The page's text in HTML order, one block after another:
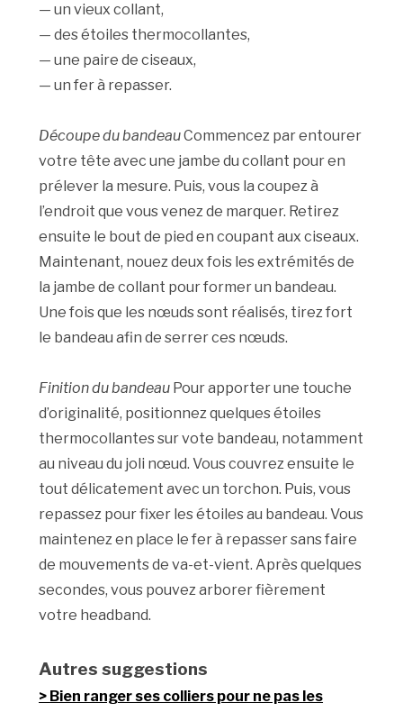
— un vieux collant,
— des étoiles thermocollantes,
— une paire de ciseaux,
— un fer à repasser.
Découpe du bandeauCommencez par entourer
votre tête avec une jambe du collant pour en
prélever la mesure. Puis, vous la coupez à
l’endroit que vous venez de marquer. Retirez
ensuite le bout de pied en coupant aux ciseaux.
Maintenant, nouez deux fois les extrémités de
la jambe de collant pour former un bandeau.
Une fois que les nœuds sont réalisés, tirez fort
le bandeau afin de serrer ces nœuds.
Finition du bandeau Pour apporter une touche
d’originalité, positionnez quelques étoiles
thermocollantes sur vote bandeau, notamment
au niveau du joli nœud. Vous couvrez ensuite le
tout délicatement avec un torchon. Puis, vous
repassez pour fixer les étoiles au bandeau. Vous
maintenez en place le fer à repasser sans faire
de mouvements de va-et-vient. Après quelques
secondes, vous pouvez arborer fièrement
votre headband.
Autres suggestions
Bien ranger ses colliers pour ne pas les